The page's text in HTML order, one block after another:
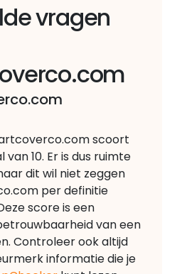
vragen
scoort
10. Er is dus ruimte
dit wil niet zeggen
per definitie
score is een
van een
Controleer ook altijd
informatie die je